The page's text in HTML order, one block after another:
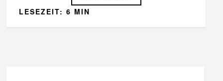
LESEZEIT: 6 MIN